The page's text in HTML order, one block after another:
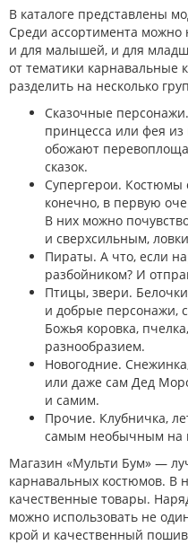
В каталоге представлены
Среди ассортимента
и для малышей, и для
от тематики карнавальные
разделить на несколько
Сказочные
принцесса или фея
обожают
сказок.
Супергерои. Костюмы
конечно, в первую
В них можно
и сверхсильным,
Пираты. А что, если
разбойником? И
Птицы, звери.
и добрые персонажи,
Божья коровка,
разнообразием.
Новогодние.
или даже сам Дед
и самим.
Прочие. Клубничка,
самым необычным на
Магазин «Мульти Бум» —
карнавальных костюмов. В
качественные товары.
можно использовать не
крой и качественный